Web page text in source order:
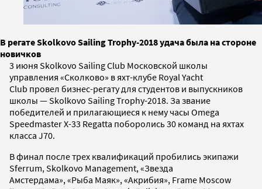
В регате Skolkovo Sailing Trophy-2018 удача была на стороне
новичков
3 июня Skolkovo Sailing Club Московской школы
управления «Сколково» в яхт-клубе Royal Yacht
Club провел бизнес-регату для студентов и выпускников
школы — Skolkovo Sailing Trophy-2018. За звание
победителей и прилагающиеся к нему часы Omega
Speedmaster X-33 Regatta поборолись 30 команд на яхтах
класса J70.
В финал после трех квалификаций пробились экипажи
Sferrum, Skolkovo Management, «Звезда
Амстердама», «Рыба Маяк», «Акрибия», Frame Moscow